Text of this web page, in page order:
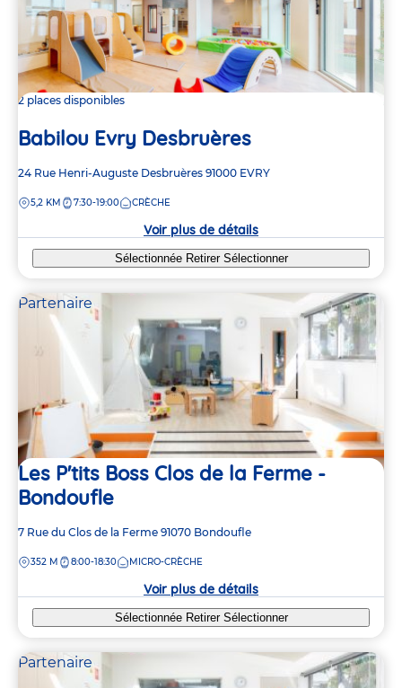
2 places disponibles
Babilou Evry Desbruères
Adresse
la
24 Rue Henri-Auguste Desbruères 91000 EVRY
DISTANCE
5,2 KM 7:30-19:00 CRÈCHE
Voir plus de détails
Sélectionnée Retirer Sélectionner
Partenaire
Les P'tits Boss Clos de la Ferme -
Bondoufle
Adresse
la
7 Rue du Clos de la Ferme 91070 Bondoufle
DISTANCE
352 M 8:00-18:30 MICRO-CRÈCHE
Voir plus de détails
Sélectionnée Retirer Sélectionner
Partenaire